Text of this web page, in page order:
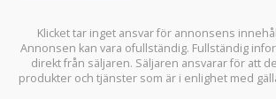
Klicket tar inget ansvar för annonsens
Annonsen kan vara ofullständig. Fullständig
direkt från säljaren. Säljaren ansvarar för att
produkter och tjänster som är i enlighet med